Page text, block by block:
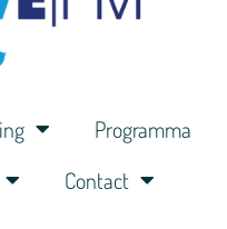
Programma
Contact